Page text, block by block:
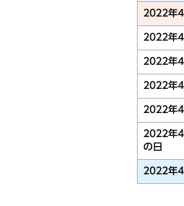
2022年
2022年
2022年
2022年
2022年
2022年
の日
2022年